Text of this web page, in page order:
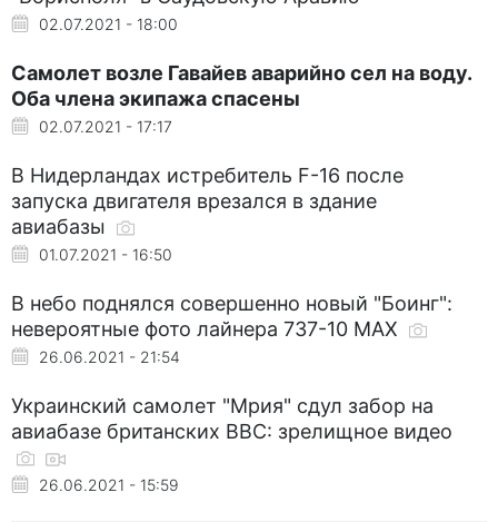
02.07.2021 - 18:00
Самолет возле Гавайев аварийно сел на воду.
Оба члена экипажа спасены
02.07.2021 - 17:17
В Нидерландах истребитель F-16 после
запуска двигателя врезался в здание
авиабазы
01.07.2021 - 16:50
В небо поднялся совершенно новый "Боинг":
невероятные фото лайнера 737-10 MAX
26.06.2021 - 21:54
Украинский самолет "Мрия" сдул забор на
авиабазе британских ВВС: зрелищное видео
26.06.2021 - 15:59